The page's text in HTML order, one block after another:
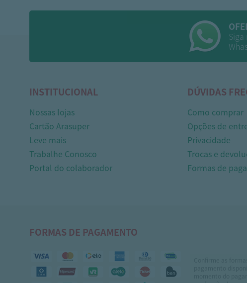
INSTITUCIONAL
Nossas lojas
Cartão Arasuper
Leve mais
Trabalhe Conosco
Portal do colaborador
DÚVIDAS
Como comprar
Opções de
Privacidade
Trocas e
Formas de
FORMAS DE PAGAMENTO